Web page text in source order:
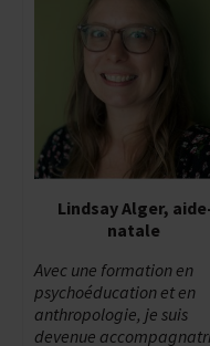
Lindsay Alger,
natale
Avec une formation en
psychoéducation et en
anthropologie, je suis
devenue